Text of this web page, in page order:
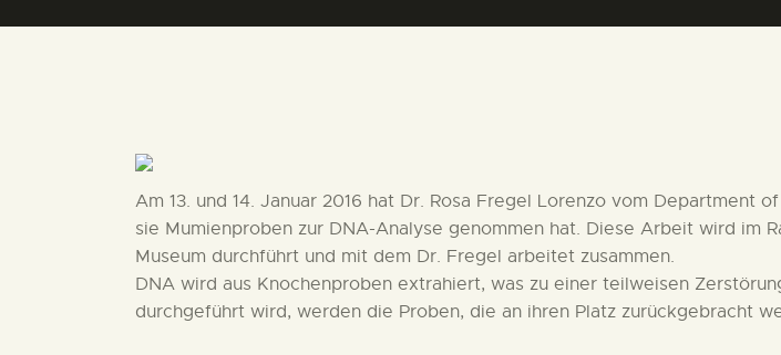
Am 13. und 14. Januar 2016 hat Dr. Rosa Fregel Lorenzo vom Department
sie Mumienproben zur DNA-Analyse genommen hat. Diese Arbeit wird im
Museum durchführt und mit dem Dr. Fregel arbeitet zusammen.
DNA wird aus Knochenproben extrahiert, was zu einer teilweisen
durchgeführt wird, werden die Proben, die an ihren Platz zurückgebracht